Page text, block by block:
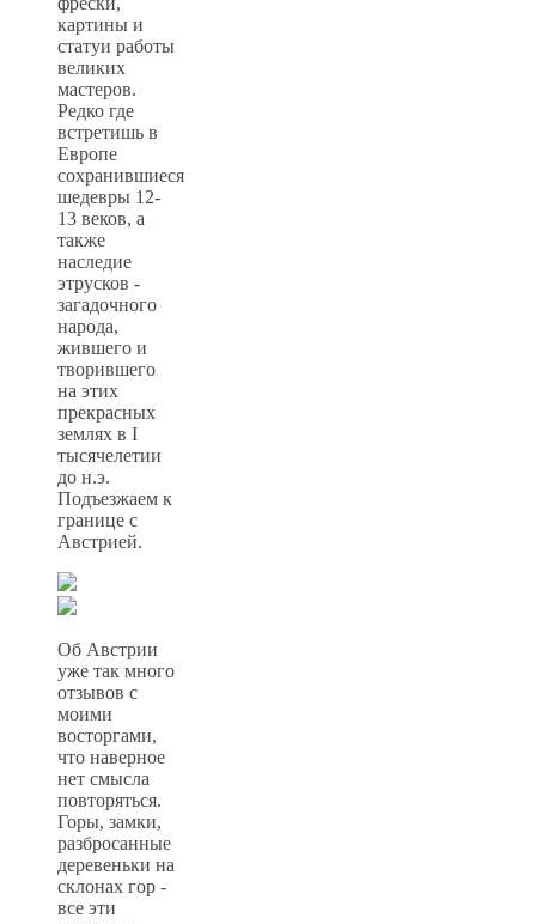
картины и
статуи работы
великих
мастеров.
Редко где
встретишь в
Европе
сохранившиеся
шедевры 12-
13 веков, а
также
наследие
этрусков -
загадочного
народа,
жившего и
творившего
на этих
прекрасных
землях в I
тысячелетии
до н.э.
Подъезжаем к
границе с
Австрией.
Об Австрии
уже так много
отзывов с
моими
восторгами,
что наверное
нет смысла
повторяться.
Горы, замки,
разбросанные
деревеньки на
склонах гор -
все эти